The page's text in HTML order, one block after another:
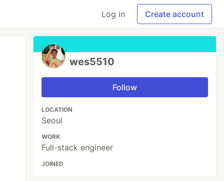
Log in Create account
wes5510
Follow
LOCATION
Seoul
WORK
Full-stack engineer
JOINED